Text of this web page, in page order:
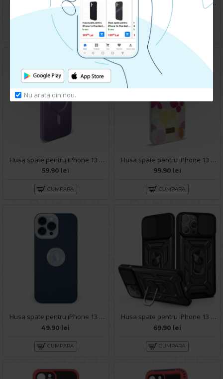
Nu arata din nou.
49.90 lei
CUMPARA
Husa spate pentru iPhone 13 Pro Max - Yoop Case Roz
69.90 lei
CUMPARA
Husa spate pentru iPhone 13 Pro Max - Sassy Case Mov
59.90 lei
CUMPARA
Husa spate pentru iPhone 13 Pro Max- Glow case
99.90 lei
CUMPARA
Husa spate pentru iPhone 13 Pro Max - Circle Case Albastru & Alb
49.90 lei
CUMPARA
Husa spate pentru iPhone 13 Pro Max - Slide Case Negru
69.90 lei
CUMPARA